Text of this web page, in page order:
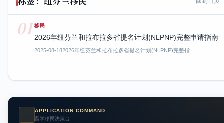
01 移民
2026年纽芬兰和拉布拉多省提名计划(NLPNP)完整申请指南
2025-08-182026年纽芬兰和拉布拉多省提名计划(NLPNP)完整指…
APPLICATION COMMAND
留学移民决策台